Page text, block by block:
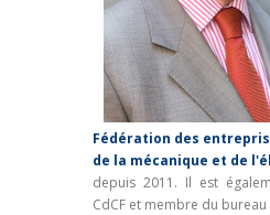
Fédération des
de la mécanique et de
depuis 2011. Il est
CdCF et membre du bureau